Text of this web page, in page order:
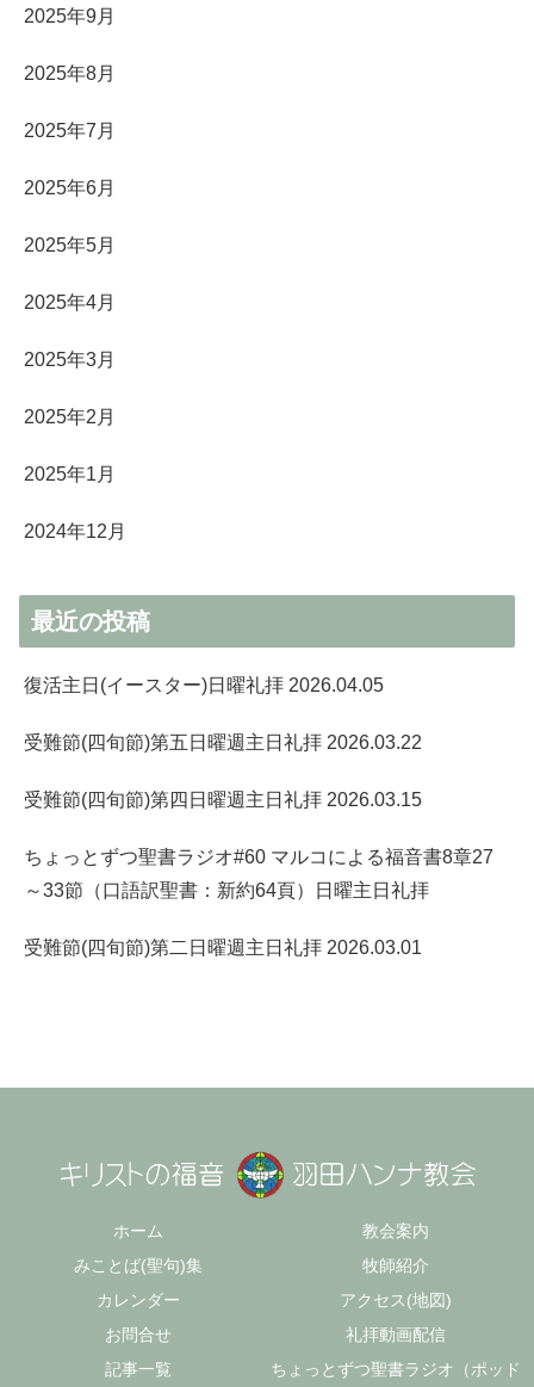
2025年9月
2025年8月
2025年7月
2025年6月
2025年5月
2025年4月
2025年3月
2025年2月
2025年1月
2024年12月
最近の投稿
復活主日(イースター)日曜礼拝 2026.04.05
受難節(四旬節)第五日曜週主日礼拝 2026.03.22
受難節(四旬節)第四日曜週主日礼拝 2026.03.15
ちょっとずつ聖書ラジオ#60 マルコによる福音書8章27
～33節（口語訳聖書：新約64頁）日曜主日礼拝
受難節(四旬節)第二日曜週主日礼拝 2026.03.01
ホーム
教会案内
みことば(聖句)集
牧師紹介
カレンダー
アクセス(地図)
お問合せ
礼拝動画配信
記事一覧
ちょっとずつ聖書ラジオ（ポッド